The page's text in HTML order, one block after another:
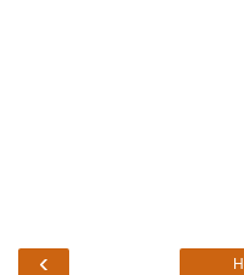
‹